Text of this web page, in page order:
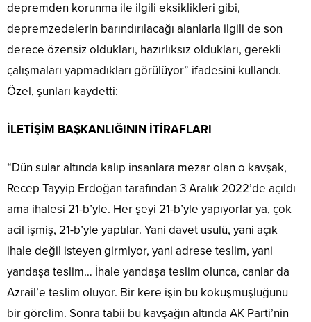
depremden korunma ile ilgili eksiklikleri gibi,
depremzedelerin barındırılacağı alanlarla ilgili de son
derece özensiz oldukları, hazırlıksız oldukları, gerekli
çalışmaları yapmadıkları görülüyor” ifadesini kullandı.
Özel, şunları kaydetti:
İLETİŞİM BAŞKANLIĞININ İTİRAFLARI
“Dün sular altında kalıp insanlara mezar olan o kavşak,
Recep Tayyip Erdoğan tarafından 3 Aralık 2022’de açıldı
ama ihalesi 21-b’yle. Her şeyi 21-b’yle yapıyorlar ya, çok
acil işmiş, 21-b’yle yaptılar. Yani davet usulü, yani açık
ihale değil isteyen girmiyor, yani adrese teslim, yani
yandaşa teslim… İhale yandaşa teslim olunca, canlar da
Azrail’e teslim oluyor. Bir kere işin bu kokuşmuşluğunu
bir görelim. Sonra tabii bu kavşağın altında AK Parti’nin